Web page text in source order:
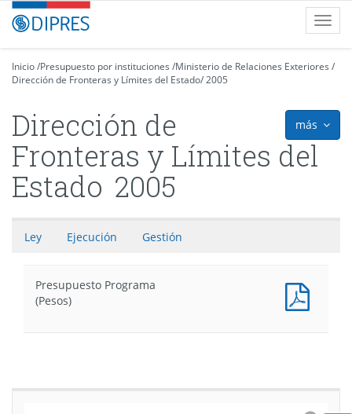
Contenido
principalDIPRES
-
de
Presupuestos
Inicio/Presupuesto por instituciones /Ministerio de Relaciones Exteriores /
Dirección de Fronteras y Límites del Estado/2005
más
Dirección de
Fronteras y Límites del
Estado 2005
Ley Ejecución Gestión
Presupuesto Programa
(Pesos)